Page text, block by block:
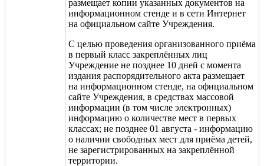
размещает копии указанных документов на
информационном стенде и в сети Интернет
на официальном сайте Учреждения.
С целью проведения организованного приёма
в первый класс закреплённых лиц
Учреждение не позднее 10 дней с момента
издания распорядительного акта размещает
на информационном стенде, на официальном
сайте Учреждения, в средствах массовой
информации (в том числе электронных)
информацию о количестве мест в первых
классах; не позднее 01 августа - информацию
о наличии свободных мест для приёма детей,
не зарегистрированных на закреплённой
территории.